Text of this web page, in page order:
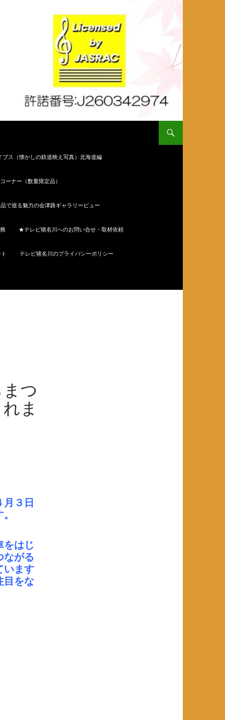
ス（懐かしの鉄道映え写真）北海道編
ナー（数量限定品）
巡る魅力の会津路ギャラリービュー
★テレビ猪名川へのお問い合せ・取材依頼
テレビ猪名川のプライバシーポリシー
つ
ま
月３日
をはじ
ながる
います
目をな